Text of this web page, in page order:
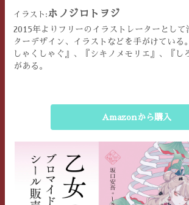
イラスト:ホノジロトヲジ
2015年よりフリーのイラストレーターとして
ターデザイン、イラストなどを手がけている
しゃくしゃぐ』、『シキノメモリエ』、『し
がある。
Amazonから購入